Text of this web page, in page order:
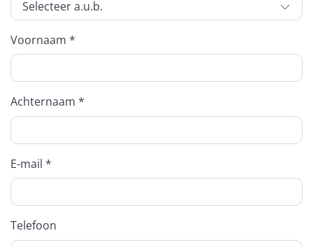
Voornaam *
Achternaam *
E-mail *
Telefoon